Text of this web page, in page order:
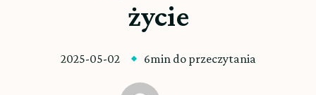
życie
2025-05-02 6min do przeczytania